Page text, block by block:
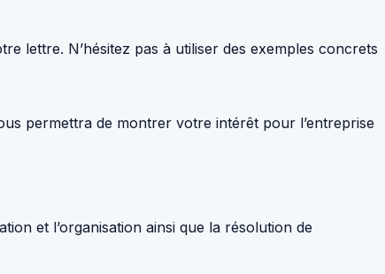
lettre. N’hésitez pas à utiliser des exemples concrets
permettra de montrer votre intérêt pour l’entreprise
et l’organisation ainsi que la résolution de